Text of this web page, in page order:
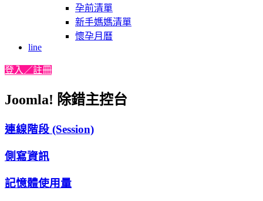
孕前清單
新手媽媽清單
懷孕月曆
line
登入／註冊
Joomla! 除錯主控台
連線階段 (Session)
側寫資訊
記憶體使用量